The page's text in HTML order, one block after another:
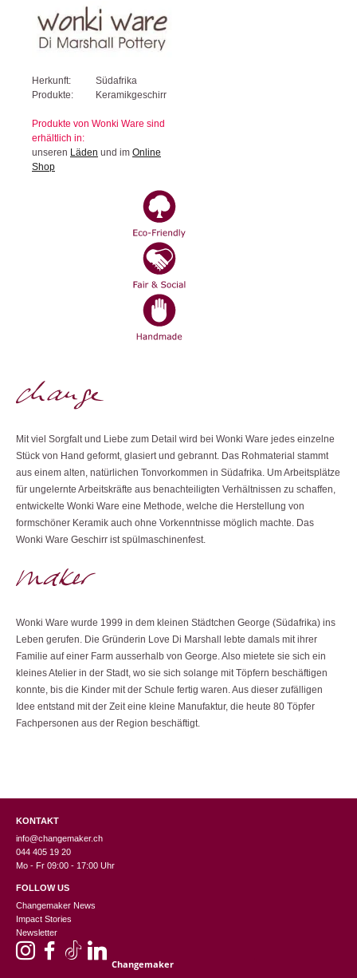
Herkunft:
Südafrika
Produkte:
Keramikgeschirr
Produkte von Wonki Ware sind
erhältlich in:
unseren Läden und im Online
Shop
Mit viel Sorgfalt und Liebe zum Detail wird bei Wonki Ware jedes einzelne
Stück von Hand geformt, glasiert und gebrannt. Das Rohmaterial stammt
aus einem alten, natürlichen Tonvorkommen in Südafrika. Um Arbeitsplätze
für ungelernte Arbeitskräfte aus benachteiligten Verhältnissen zu schaffen,
entwickelte Wonki Ware eine Methode, welche die Herstellung von
formschöner Keramik auch ohne Vorkenntnisse möglich machte. Das
Wonki Ware Geschirr ist spülmaschinenfest.
Wonki Ware wurde 1999 in dem kleinen Städtchen George (Südafrika) ins
Leben gerufen. Die Gründerin Love Di Marshall lebte damals mit ihrer
Familie auf einer Farm ausserhalb von George. Also mietete sie sich ein
kleines Atelier in der Stadt, wo sie sich solange mit Töpfern beschäftigen
konnte, bis die Kinder mit der Schule fertig waren. Aus dieser zufälligen
Idee entstand mit der Zeit eine kleine Manufaktur, die heute 80 Töpfer
Fachpersonen aus der Region beschäftigt.
KONTAKT
info@changemaker.ch
044 405 19 20
Mo - Fr 09:00 - 17:00 Uhr
FOLLOW US
Changemaker News
Impact Stories
Newsletter
Changemaker